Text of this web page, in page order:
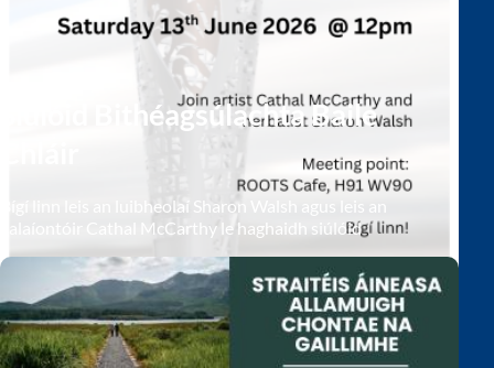
Siúlóid Bithéagsúlachta Baile
Bígí linn leis an luibheolaí Sharon Walsh agus leis an
ealaíontóir Cathal McCarthy le haghaidh siúlóid
Meitheamh ag 12 meán lae, sa Baile Chláir.